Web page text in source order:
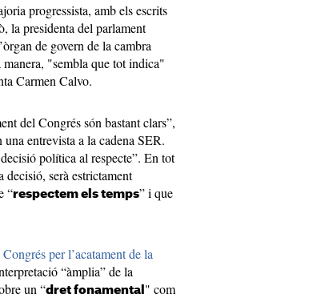
progressista, amb els escrits
la presidenta del parlament
de govern de la cambra
"sembla que tot indica"
Carmen Calvo.
del Congrés són bastant clars”,
entrevista a la cadena SER.
política al respecte”. En tot
decisió, serà estrictament
“respectem els temps” i que
per l’acatament de la
“àmplia” de la
un “dret fonamental " com